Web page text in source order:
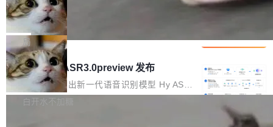
件之中，形成高度复杂的知识关联网络。传统的
代码检索手段（如关键词匹配、目录遍历）仅能
在语法层面完成文本定位，难以触及代码的语义
内涵与结构关联，导致开发者使用代码智能体在
理解大规模代码仓时面临显著"代码仓理解"瓶
颈。 代码仓深度理解服务（以下简称" CodeBas
e深度理解服务"）是华为云码道（CodeA...
数据。 王某2024年1月入职东城区某科技公司AI
短剧部门，有互联网大厂背景。在公司内部架构
调整期间，部门三次通知全员将数据从A集群迁
移到B集群，王某都回复了"收到"。 他没有迁移
数据。2024年9月3日下午4点，他使用此前登录
的账号密码进入A集群，输入了一条被程序员圈
称为"删库跑路"的命令——最高管理员权限、无
Cloudflare 分享推理优化实践：KV ca
che 量化 + 权重压缩，吞吐量提升 4
1%，成本降 30%
Kimi 和 GLM 是当前最强的大模型系列之一，但
它们有一个共同的问题：太吃显存了。月之暗面
的 Kimi K 系列和智谱的 GLM 都是长上下文、M
oE 架构的大模型，好用到让人上瘾，但 GPU 显
存永远不够用。 Cloudflare 的 Workers AI 团队
一直在跑这些模型的推理。他们在官方博客上发
局
腾讯混元 Hy ASR3.0preview 发布
腾讯混元正式推出新一代语音识别模型 Hy ASR
3.0preview。基于最新一代大语言模型 Hy3 的
白开水不加糖